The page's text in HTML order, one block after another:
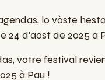
lo vòste
e 24 d'aost de 2025 a
votre festival
à Pau !